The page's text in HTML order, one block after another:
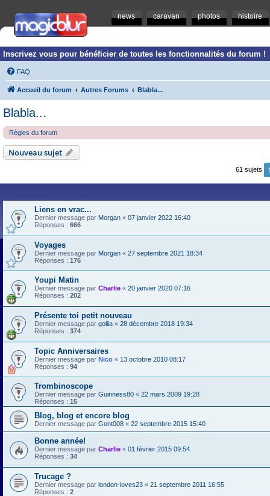
news caravan photos histoire
Inscrivez vous pour bénéficier de toutes les fonctionnalités du forum !
FAQ
Accueil du forum Autres Forums Blabla...
Blabla...
Règles du forum
Nouveau sujet
61 sujets
Liens en vrac...
Dernier message par Morgan « 07 janvier 2022 16:40
Réponses : 666
Voyages
Dernier message par Morgan « 27 septembre 2021 18:34
Réponses : 176
Youpi Matin
Dernier message par Charlie « 20 janvier 2020 07:16
Réponses : 202
Présente toi petit nouveau
Dernier message par goliia « 28 décembre 2018 19:34
Réponses : 374
Topic Anniversaires
Dernier message par Nico « 13 octobre 2010 08:17
Réponses : 94
Trombinoscope
Dernier message par Guinness80 « 22 mars 2009 19:28
Réponses : 15
Blog, blog et encore blog
Dernier message par Gont008 « 22 septembre 2015 15:40
Bonne année!
Dernier message par Charlie « 01 février 2015 09:54
Réponses : 34
Trucage ?
Dernier message par london-loves23 « 21 septembre 2011 16:55
Réponses : 2